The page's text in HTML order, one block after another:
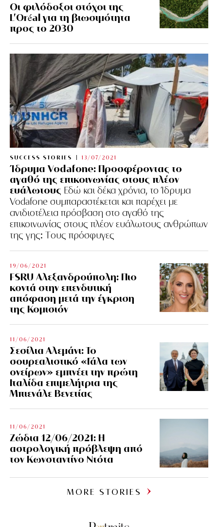
Οι φιλόδοξοι στόχοι της
L’Oréal για τη βιωσιμότητα
προς το 2030
SUCCESS STORIES 13/07/2021
Ίδρυμα Vodafone: Προσφέροντας το
αγαθό της επικοινωνίας στους πλέον
ευάλωτους Εδώ και δέκα χρόνια, το Ίδρυμα
Vodafone συμπαραστέκεται και παρέχει με
ανιδιοτέλεια πρόσβαση στο αγαθό της
επικοινωνίας στους πλέον ευάλωτους ανθρώπων
της γης: Tους πρόσφυγες
19/06/2021
FSRU Αλεξανδρούπολη: Πιο
κοντά στην επενδυτική
απόφαση μετά την έγκριση
της Κομισιόν
11/06/2021
Σεσίλια Αλεμάνι: Το
σουρεαλιστικό «Γάλα των
ονείρων» εμπνέει την πρώτη
Ιταλίδα επιμελήτρια της
Μπιενάλε Βενετίας
11/06/2021
Ζώδια 12/06/2021: Η
αστρολογική πρόβλεψη από
τον Κωνσταντίνο Ντότα
MORE STORIES